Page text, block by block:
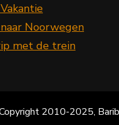
Noorwegen
met de trein
2010-2025,